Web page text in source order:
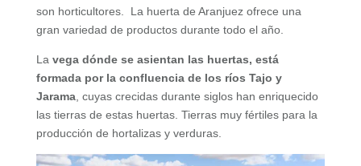
son horticultores. La huerta de Aranjuez ofrece una
gran variedad de productos durante todo el año.
La vega dónde se asientan las huertas, está
formada por la confluencia de los ríos Tajo y
Jarama, cuyas crecidas durante siglos han enriquecido
las tierras de estas huertas. Tierras muy fértiles para la
producción de hortalizas y verduras.